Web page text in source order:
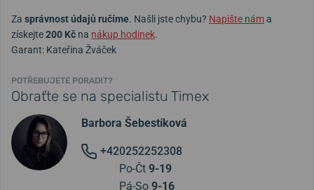
Za správnost údajů ručíme. Našli jste chybu? Napište náma
získejte200 Kč na nákup hodinek.
Garant: Kateřina Žváček
POTŘEBUJETE PORADIT?
Obraťte se na specialistu Timex
Barbora Šebestíková
+420252252308
Po-Čt 9-19
Pá-So 9-16